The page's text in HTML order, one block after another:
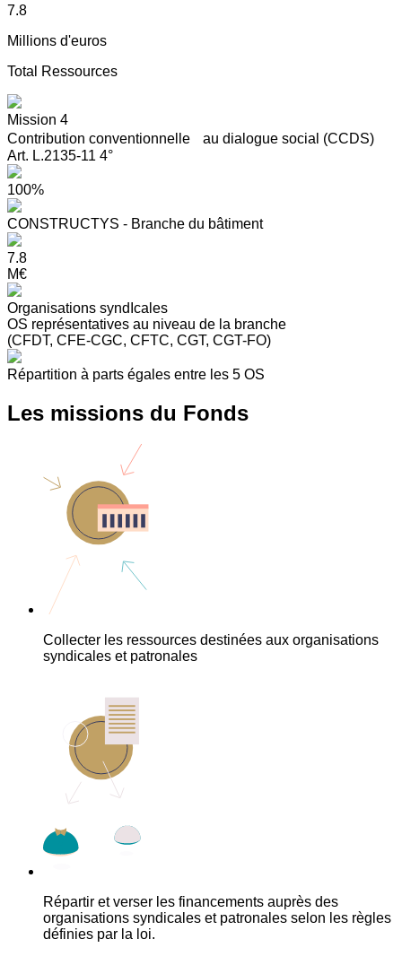
7.8
Millions d'euros
Total Ressources
Mission 4
Contribution conventionnelle au dialogue social (CCDS)
Art. L.2135-11 4°
100%
CONSTRUCTYS - Branche du bâtiment
7.8
M€
Organisations syndIcales
OS représentatives au niveau de la branche
(CFDT, CFE-CGC, CFTC, CGT, CGT-FO)
Répartition à parts égales entre les 5 OS
Les missions du Fonds
Collecter les ressources destinées aux organisations
syndicales et patronales
Répartir et verser les financements auprès des
organisations syndicales et patronales selon les règles
définies par la loi.